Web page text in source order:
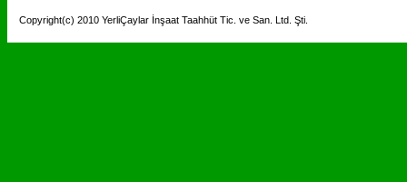
Copyright(c) 2010 YerliÇaylar İnşaat Taahhüt Tic. ve San. Ltd. Şti.